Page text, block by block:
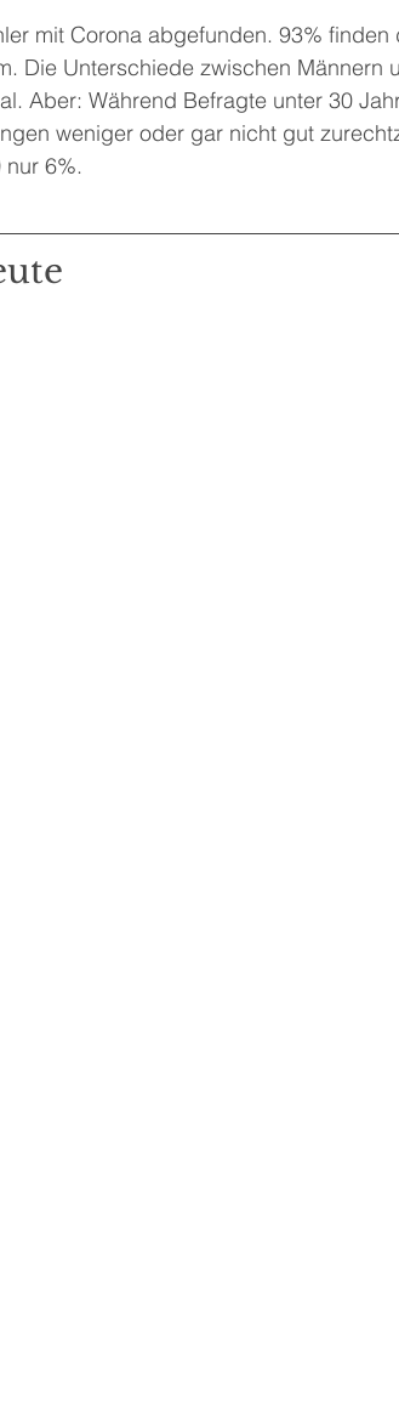
mit Corona abgefunden. 93% finden
Die Unterschiede zwischen Männern
Aber: Während Befragte unter 30
weniger oder gar nicht gut
6%.